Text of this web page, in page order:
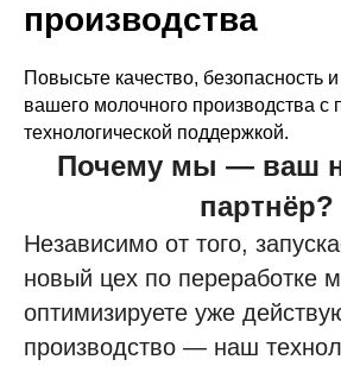
производства
Повысьте качество, безопасность
вашего молочного производства с
технологической поддержкой.
Почему мы — ваш
партнёр?
Независимо от того,
новый цех по переработке
оптимизируете уже
производство — наш